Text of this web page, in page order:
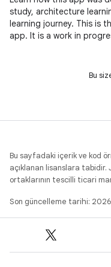
study, architecture
learning journey. This is
app. It is a work in
Bu
Bu sayfadaki içerik ve kod
açıklanan lisanslara tabidir.
ortaklarının tescilli ticari
Son güncelleme tarihi: